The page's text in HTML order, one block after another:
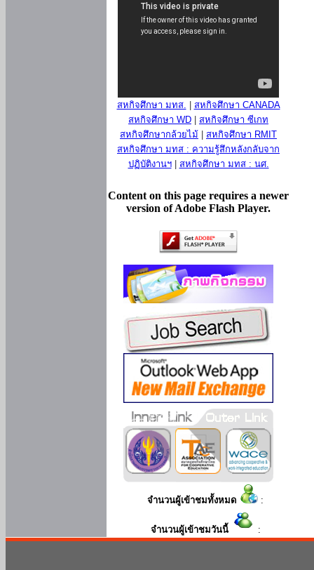
สหกิจศึกษา มทส.
สหกิจศึกษา CANADA
สหกิจศึกษา WD
สหกิจศึกษา ซีเกท
สหกิจศึกษากล้วยไม้
สหกิจศึกษา RMIT
สหกิจศึกษา มทส : ความรู้สึกหลังกลับจาก
ปฏิบัติงานฯ| สหกิจศึกษา มทส : นศ.
Content on this page requires a newer
version of Adobe Flash Player.
จำนวนผู้เข้าชมทั้งหมด :
จำนวนผู้เข้าชมวันนี้ :